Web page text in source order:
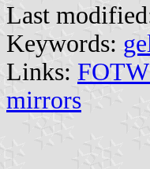
Last
Keywords:
Links:
mirrors